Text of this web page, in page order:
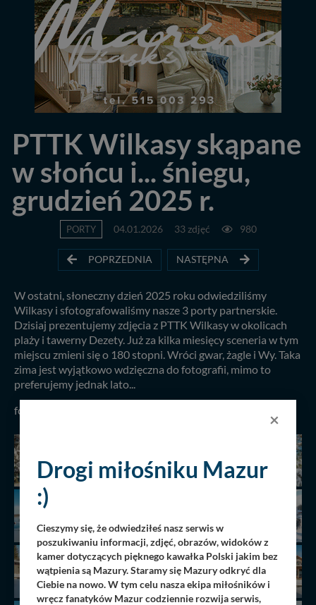
PTTK Wilkasy skąpane
w słońcu i... śniegu,
grudzień 2025 r.
PORTY 04.01.2026 33 zdjęć 980
POPRZEDNIA NASTĘPNA
W ostatni, słoneczny dzień 2025 roku odwiedziliśmy
Wilkasy i sfotografowaliśmy nasze 3 porty partnerskie.
Dzisiaj prezentujemy zdjęcia z PTTK Wilkasy w okolicach
plaży i tawerny Dezety. Już za kilka miesięcy sceneria w tym
miejscu zmieni się o 180 stopni. Wróci gwar, żagle i Wy. Taka
zima jest wyjątkowo wdzięczna do fotografii, mimo to
preferujemy jednak lato...
fot. Monika Borkowska, 31.12.2025 r.
×
Drogi miłośniku Mazur
:)
Cieszymy się, że odwiedziłeś nasz serwis w
poszukiwaniu informacji, zdjęć, obrazów, widoków z
kamer dotyczących pięknego kawałka Polski jakim bez
wątpienia są Mazury. Staramy się Mazury odkryć dla
Ciebie na nowo. W tym celu nasza ekipa miłośników i
wręcz fanatyków Mazur codziennie rozwija serwis,